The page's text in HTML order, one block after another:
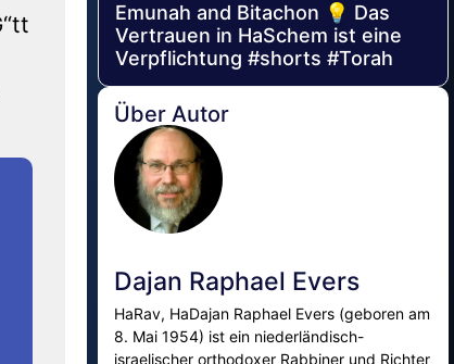
Emunah and Bitachon 💡 Das
Vertrauen in HaSchem ist eine
Verpflichtung #shorts #Torah
Über Autor
Dajan Raphael Evers
HaRav, HaDajan Raphael Evers (geboren am
8. Mai 1954) ist ein niederländisch-
israelischer orthodoxer Rabbiner und Richter